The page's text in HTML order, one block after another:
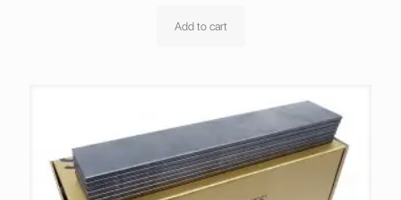
Add to cart